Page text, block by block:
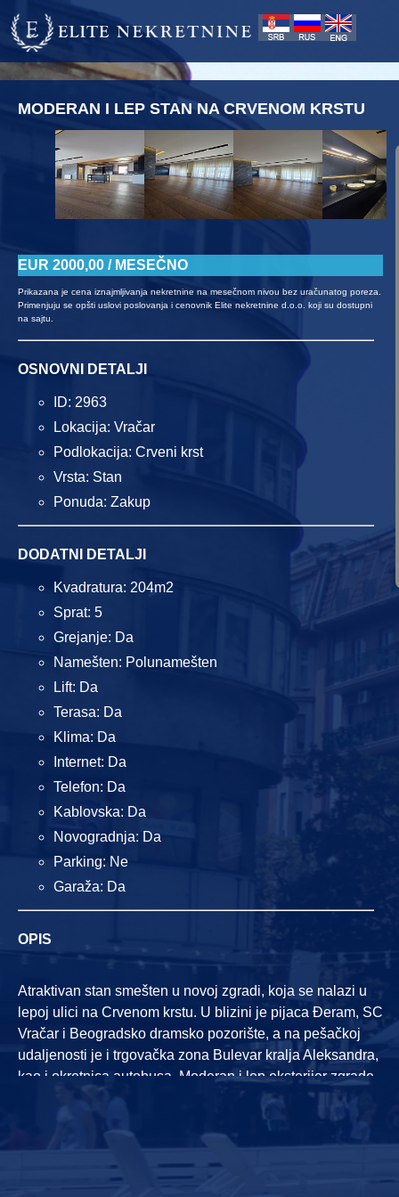
MODERAN I LEP STAN NA CRVENOM KRSTU
EUR 2000,00 / MESEČNO
Prikazana je cena iznajmljivanja nekretnine na mesečnom nivou bez uračunatog poreza.
Primenjuju se opšti uslovi poslovanja i cenovnik Elite nekretnine d.o.o. koji su dostupni
na sajtu.
OSNOVNI DETALJI
ID: 2963
Lokacija: Vračar
Podlokacija: Crveni krst
Vrsta: Stan
Ponuda: Zakup
DODATNI DETALJI
Kvadratura: 204m2
Sprat: 5
Grejanje: Da
Namešten: Polunamešten
Lift: Da
Terasa: Da
Klima: Da
Internet: Da
Telefon: Da
Kablovska: Da
Novogradnja: Da
Parking: Ne
Garaža: Da
OPIS
Atraktivan stan smešten u novoj zgradi, koja se nalazi u
lepoj ulici na Crvenom krstu. U blizini je pijaca Đeram, SC
Vračar i Beogradsko dramsko pozorište, a na pešačkoj
udaljenosti je i trgovačka zona Bulevar kralja Aleksandra,
kao i okretnica autobusa. Moderan i lep eksterijer zgrade
sa mermernim ulazom gde je i fizičko obezbeđenje. Stan
je smešten na petom spratu zgrade. Sastoji se iz ulaznog
hodnika, koji vodi u dnevni boravak sa trpezarijom i
kuhinjom, koji čine jednu celinu. Dnevni deo ima izlaz na
prostranu terasu koja ga prati celom dužinom. Na
Elite Nekretnine d.o.o. ul.Radoslava Grujića 21 11000